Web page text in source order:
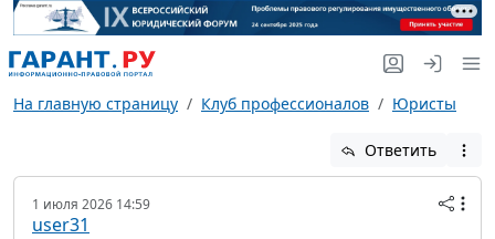
На главную страницу Клуб профессионалов Юристы
Ответить
1 июля 2026 14:59
user31